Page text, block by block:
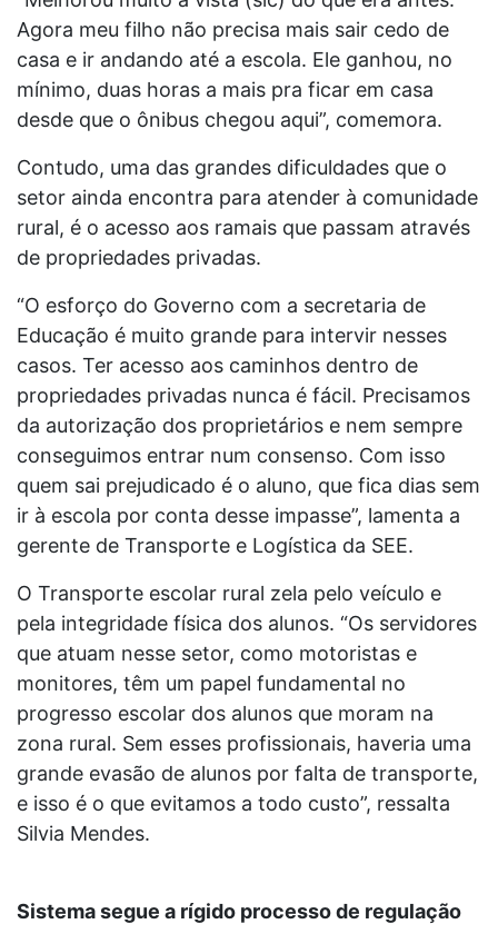
Agora meu filho não precisa mais sair cedo de
casa e ir andando até a escola. Ele ganhou, no
mínimo, duas horas a mais pra ficar em casa
desde que o ônibus chegou aqui”, comemora.
Contudo, uma das grandes dificuldades que o
setor ainda encontra para atender à comunidade
rural, é o acesso aos ramais que passam através
de propriedades privadas.
“O esforço do Governo com a secretaria de
Educação é muito grande para intervir nesses
casos. Ter acesso aos caminhos dentro de
propriedades privadas nunca é fácil. Precisamos
da autorização dos proprietários e nem sempre
conseguimos entrar num consenso. Com isso
quem sai prejudicado é o aluno, que fica dias sem
ir à escola por conta desse impasse”, lamenta a
gerente de Transporte e Logística da SEE.
O Transporte escolar rural zela pelo veículo e
pela integridade física dos alunos. “Os servidores
que atuam nesse setor, como motoristas e
monitores, têm um papel fundamental no
progresso escolar dos alunos que moram na
zona rural. Sem esses profissionais, haveria uma
grande evasão de alunos por falta de transporte,
e isso é o que evitamos a todo custo”, ressalta
Silvia Mendes.
Sistema segue a rígido processo de regulação